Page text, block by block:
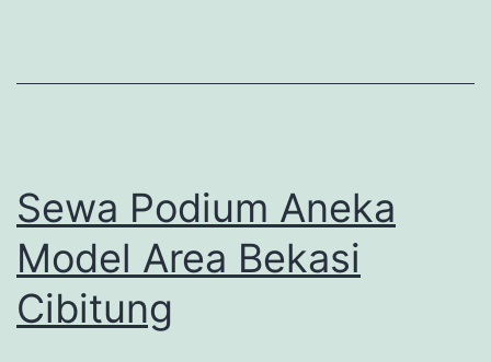
Sewa Podium Aneka
Model Area Bekasi
Cibitung